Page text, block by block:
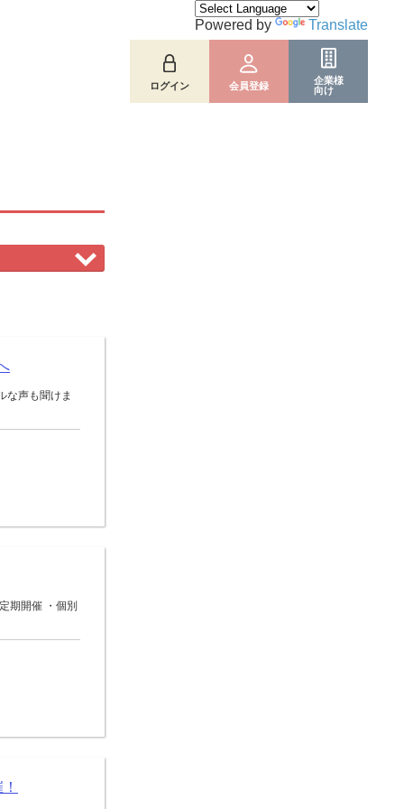
ログイン 会員登録
企業様
向け
Powered by Translate
な声も聞けま
期開催 ・個別